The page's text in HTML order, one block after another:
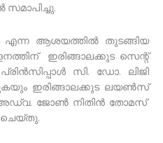
എന്ന ആശയത്തിൽ തുടങ്ങിയ
ഇരിങ്ങാലക്കുട സെന്റ്
സി. ഡോ. ലിജി
ഇരിങ്ങാലക്കുട ലയൺസ്
ജോൺ നിതിൻ തോമസ്
ചെയ്തു.